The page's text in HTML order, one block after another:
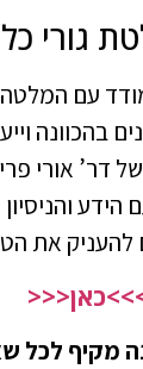
גורי
עם
בהכוונה
דר’ אורי
הידע
להעניק את
מקיף לכל